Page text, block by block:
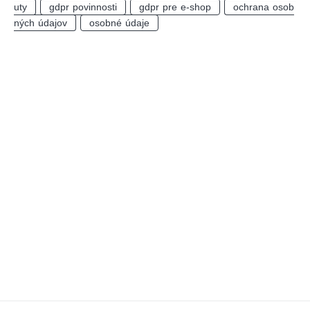
uty
gdpr povinnosti gdpr pre e-shop
ochrana osob
ných údajov
osobné údaje